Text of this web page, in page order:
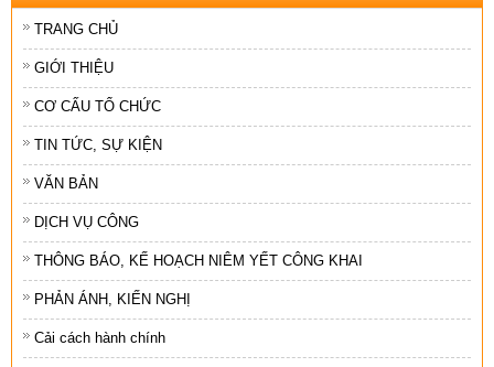
TRANG CHỦ
GIỚI THIỆU
CƠ CẤU TỔ CHỨC
TIN TỨC, SỰ KIỆN
VĂN BẢN
DỊCH VỤ CÔNG
THÔNG BÁO, KẾ HOẠCH NIÊM YẾT CÔNG KHAI
PHẢN ÁNH, KIẾN NGHỊ
Cải cách hành chính